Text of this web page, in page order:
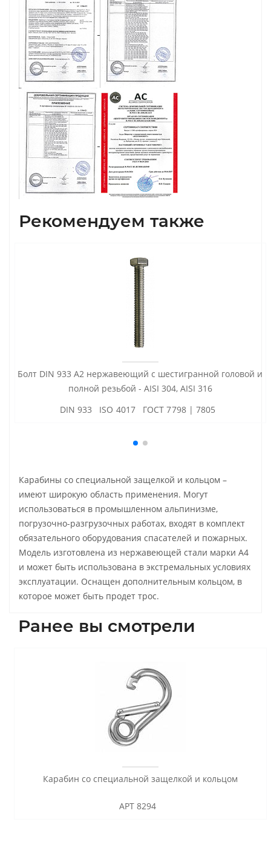
Рекомендуем также
Болт DIN 933 А2 нержавеющий с шестигранной головой и
полной резьбой - AISI 304, AISI 316
DIN 933 ISO 4017 ГОСТ 7798 | 7805
Карабины со специальной защелкой и кольцом –
имеют широкую область применения. Могут
использоваться в промышленном альпинизме,
погрузочно-разгрузочных работах, входят в комплект
обязательного оборудования спасателей и пожарных.
Модель изготовлена из нержавеющей стали марки А4
и может быть использована в экстремальных условиях
эксплуатации. Оснащен дополнительным кольцом, в
которое может быть продет трос.
Ранее вы смотрели
Карабин со специальной защелкой и кольцом
АРТ 8294